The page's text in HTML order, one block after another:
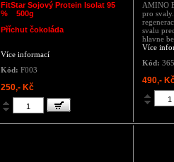
FitStar Sojový Protein Isolat 95
% 500g
Příchut čokoláda
Více informací
Kód: F003
250,- Kč
AMINO
pro
svalu
hlavne
Více
Kód:
490,-